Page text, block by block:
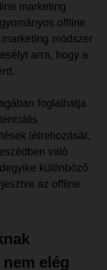
marketing
offline
módszer
arra, hogy a
foglalhatja
létrehozását,
való
különböző
az offline
elég